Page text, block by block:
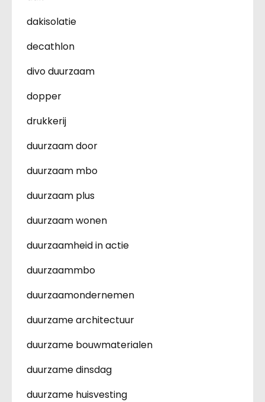
dakisolatie
decathlon
divo duurzaam
dopper
drukkerij
duurzaam door
duurzaam mbo
duurzaam plus
duurzaam wonen
duurzaamheid in actie
duurzaammbo
duurzaamondernemen
duurzame architectuur
duurzame bouwmaterialen
duurzame dinsdag
duurzame huisvesting